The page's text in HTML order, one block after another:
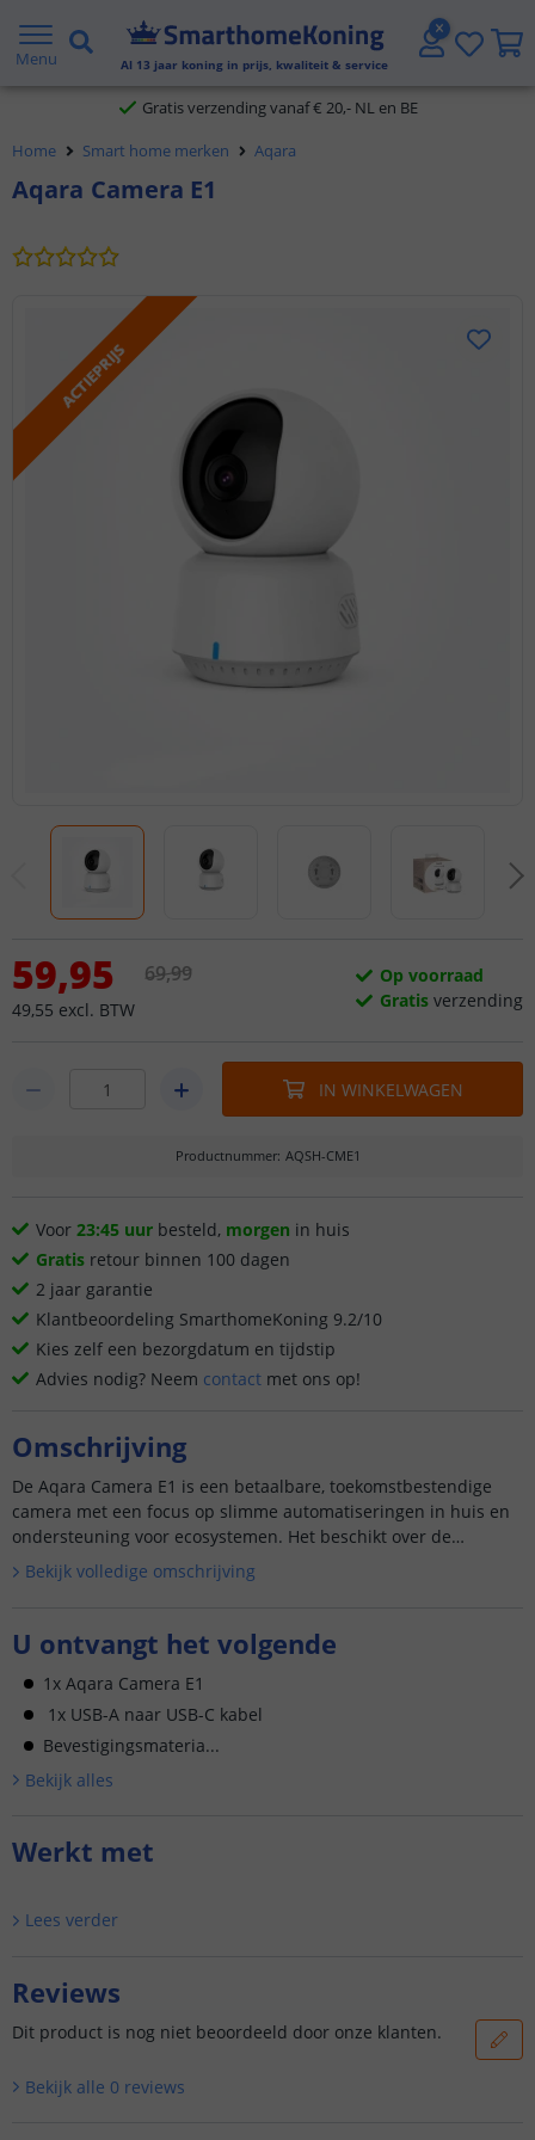
Menu Al 13 jaar koning in prijs, kwaliteit & service
2 jaar garantie
Gratis verzending vanaf € 20,- NL en BE
Klantbeoordeling 9.1
Home Smart home merken Aqara
Aqara Camera E1
ACTIEPRIJS
59,95
49,55 excl. BTW
69,99
Op voorraad
Gratis verzending
IN WINKELWAGEN
Productnummer: AQSH-CME1
Voor 23:45 uur besteld, morgen in huis
Gratis retour binnen 100 dagen
2 jaar garantie
Klantbeoordeling SmarthomeKoning 9.2/10
Kies zelf een bezorgdatum en tijdstip
Advies nodig? Neem contact met ons op!
Omschrijving
De Aqara Camera E1 is een betaalbare, toekomstbestendige
camera met een focus op slimme automatiseringen in huis en
ondersteuning voor ecosystemen. Het beschikt over de
nieuwste netwerktechnologieën zoals wifi 6 en vermindert
valse meldi...
Bekijk volledige omschrijving
U ontvangt het volgende
1x Aqara Camera E1
1x USB-A naar USB-C kabel
Bevestigingsmateria...
Bekijk alles
Werkt met
Lees verder
Reviews
Dit product is nog niet beoordeeld door onze klanten.
Bekijk alle 0 reviews